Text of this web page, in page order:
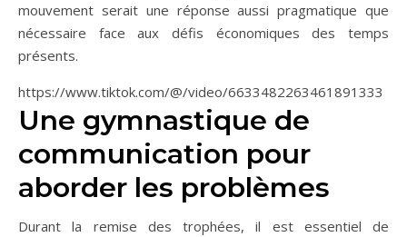
mouvement serait une réponse aussi pragmatique que
nécessaire face aux défis économiques des temps
présents.
https://www.tiktok.com/@/video/6633482263461891333
Une gymnastique de
communication pour
aborder les problèmes
Durant la remise des trophées, il est essentiel de